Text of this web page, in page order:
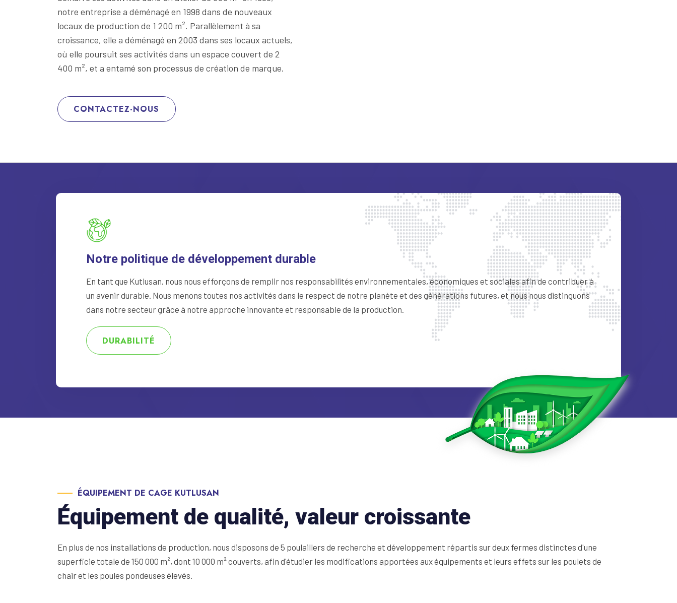
notre entreprise a déménagé en 1998 dans de nouveaux
locaux de production de 1 200 m². Parallèlement à sa
croissance, elle a déménagé en 2003 dans ses locaux actuels,
où elle poursuit ses activités dans un espace couvert de 2
400 m², et a entamé son processus de création de marque.
CONTACTEZ-NOUS
Notre politique de développement durable
En tant que Kutlusan, nous nous efforçons de remplir nos responsabilités environnementales, économiques et sociales afin de contribuer à
un avenir durable. Nous menons toutes nos activités dans le respect de notre planète et des générations futures, et nous nous distinguons
dans notre secteur grâce à notre approche innovante et responsable de la production.
DURABILITÉ
ÉQUIPEMENT DE CAGE KUTLUSAN
Équipement de qualité, valeur croissante
En plus de nos installations de production, nous disposons de 5 poulaillers de recherche et développement répartis sur deux fermes distinctes d'une
superficie totale de 150 000 m², dont 10 000 m² couverts, afin d'étudier les modifications apportées aux équipements et leurs effets sur les poulets de
chair et les poules pondeuses élevés.